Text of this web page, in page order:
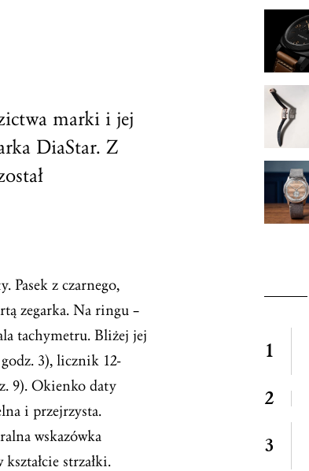
marki i jej
DiaStar. Z
Pasek z czarnego,
zegarka. Na ringu –
tachymetru. Bliżej jej
3), licznik 12-
9). Okienko daty
i przejrzysta.
wskazówka
strzałki.